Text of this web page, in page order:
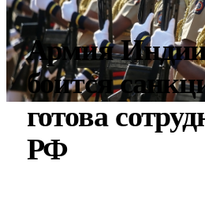
Армия
боится
готова
РФ